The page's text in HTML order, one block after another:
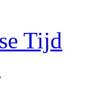
Tijd